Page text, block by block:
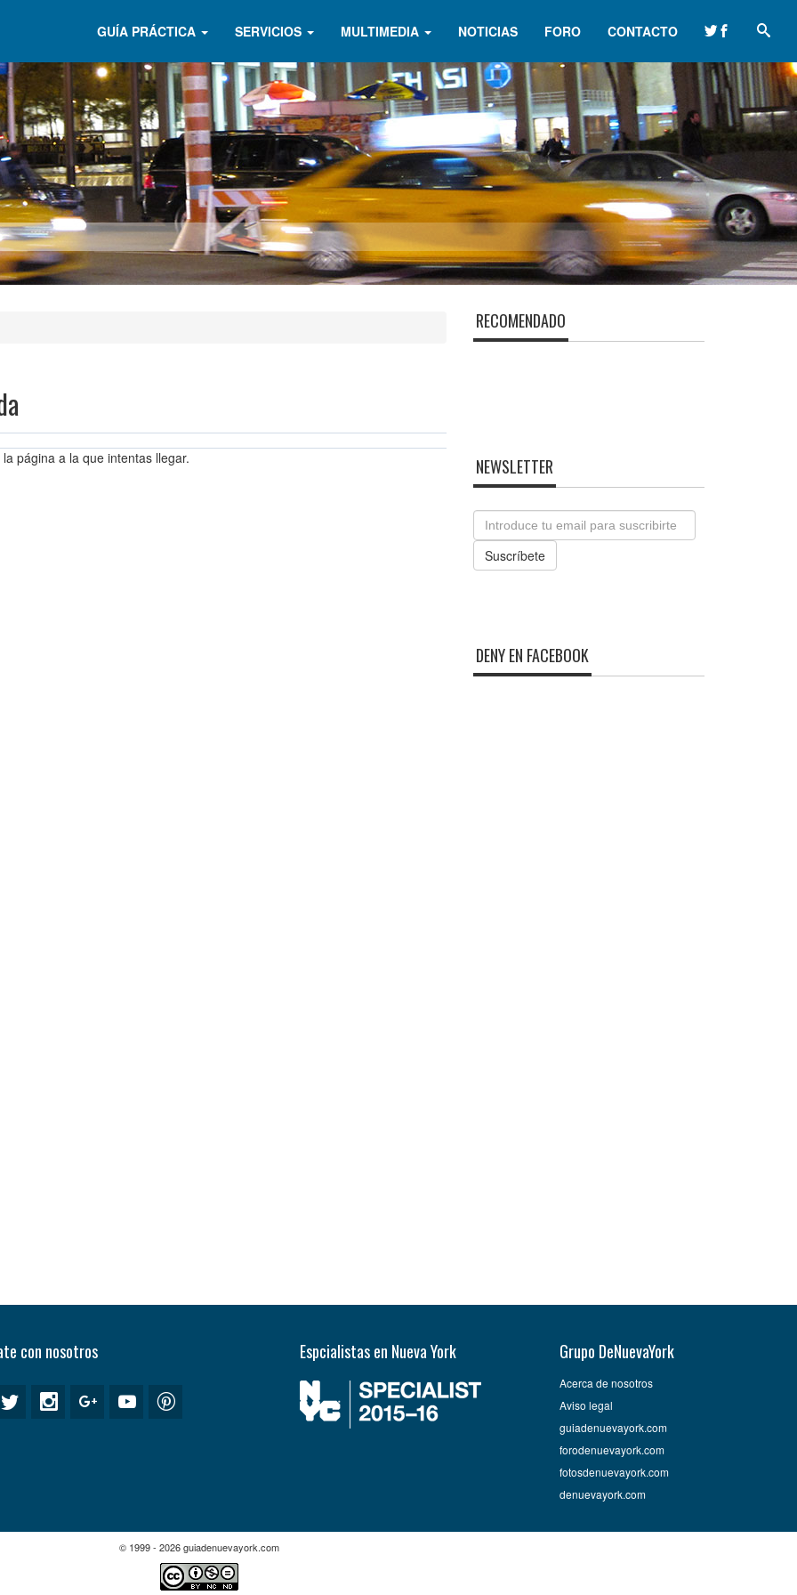
GUÍA PRÁCTICA SERVICIOS MULTIMEDIA NOTICIAS FORO CONTACTO
página a la que intentas llegar.
RECOMENDADO
NEWSLETTER
Email
Suscríbete
DENY EN FACEBOOK
con nosotros Espcialistas en Nueva York Grupo DeNuevaYork
Acerca de nosotros
Aviso legal
guiadenuevayork.com
forodenuevayork.com
fotosdenuevayork.com
denuevayork.com
© 1999 - 2026 guiadenuevayork.com